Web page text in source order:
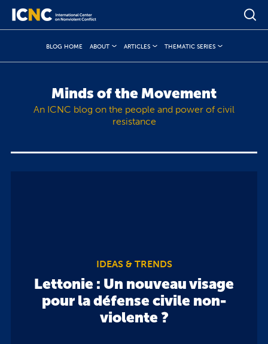
BLOG HOME ABOUT ARTICLES THEMATIC SERIES
Minds of the Movement
An ICNC blog on the people and power of civil
resistance
IDEAS & TRENDS
Lettonie : Un nouveau visage
pour la défense civile non-
violente ?